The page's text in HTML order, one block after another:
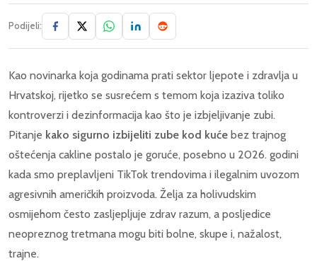
Podijeli:
Kao novinarka koja godinama prati sektor ljepote i zdravlja u
Hrvatskoj, rijetko se susrećem s temom koja izaziva toliko
kontroverzi i dezinformacija kao što je izbjeljivanje zubi.
Pitanje kako sigurno izbijeliti zube kod kuće bez trajnog
oštećenja cakline postalo je goruće, posebno u 2026. godini
kada smo preplavljeni TikTok trendovima i ilegalnim uvozom
agresivnih američkih proizvoda. Želja za holivudskim
osmijehom često zasljepljuje zdrav razum, a posljedice
neopreznog tretmana mogu biti bolne, skupe i, nažalost,
trajne.